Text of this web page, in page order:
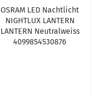
OSRAM LED Nachtlicht
NIGHTLUX LANTERN
LANTERN Neutralweiss
4099854530876